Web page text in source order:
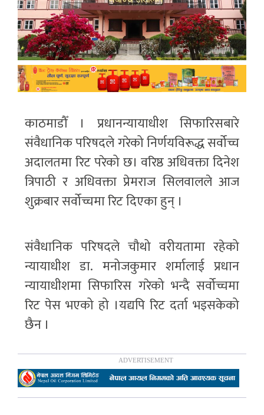
काठमाडौँ । प्रधानन्यायाधीश सिफारिसबारे
संवैधानिक परिषदले गरेको निर्णयविरूद्ध सर्वोच्च
अदालतमा रिट परेको छ। वरिष्ठ अधिवक्ता दिनेश
त्रिपाठी र अधिवक्ता प्रेमराज सिलवालले आज
शुक्रबार सर्वोच्चमा रिट दिएका हुन् ।
संवैधानिक परिषदले चौथो वरीयतामा रहेको
न्यायाधीश डा. मनोजकुमार शर्मालाई प्रधान
न्यायाधीशमा सिफारिस गरेको भन्दै सर्वोच्चमा
रिट पेस भएको हो ।यद्यपि रिट दर्ता भइसकेको
छैन ।